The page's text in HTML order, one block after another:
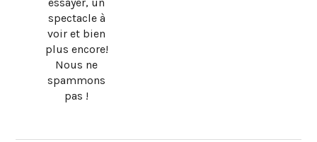
spectacle à
voir et bien
plus encore!
Nous ne
spammons
pas !